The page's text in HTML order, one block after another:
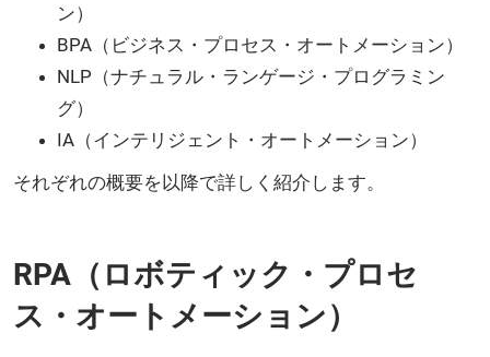
ン）
BPA（ビジネス・プロセス・オートメーション）
NLP（ナチュラル・ランゲージ・プログラミン
グ）
IA（インテリジェント・オートメーション）
それぞれの概要を以降で詳しく紹介します。
RPA（ロボティック・プロセ
ス・オートメーション）